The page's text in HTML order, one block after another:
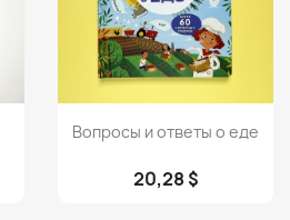
Просмотр
Вопросы и ответы о еде
20,28 $